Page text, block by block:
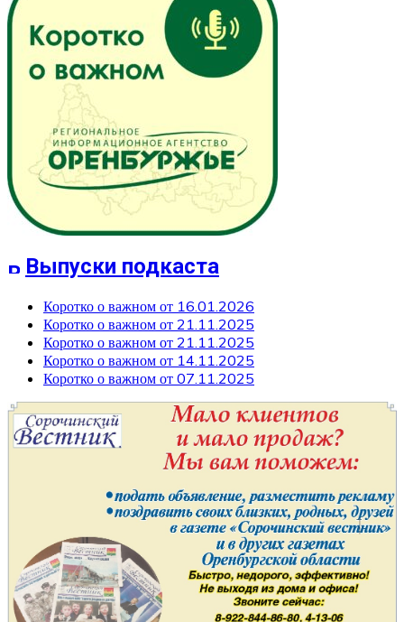
Выпуски подкаста
Коротко о важном от 16.01.2026
Коротко о важном от 21.11.2025
Коротко о важном от 21.11.2025
Коротко о важном от 14.11.2025
Коротко о важном от 07.11.2025